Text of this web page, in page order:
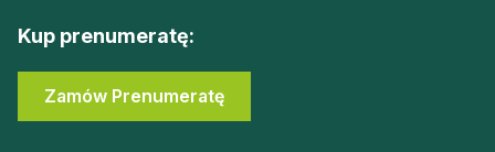
Kup prenumeratę:
Zamów Prenumeratę